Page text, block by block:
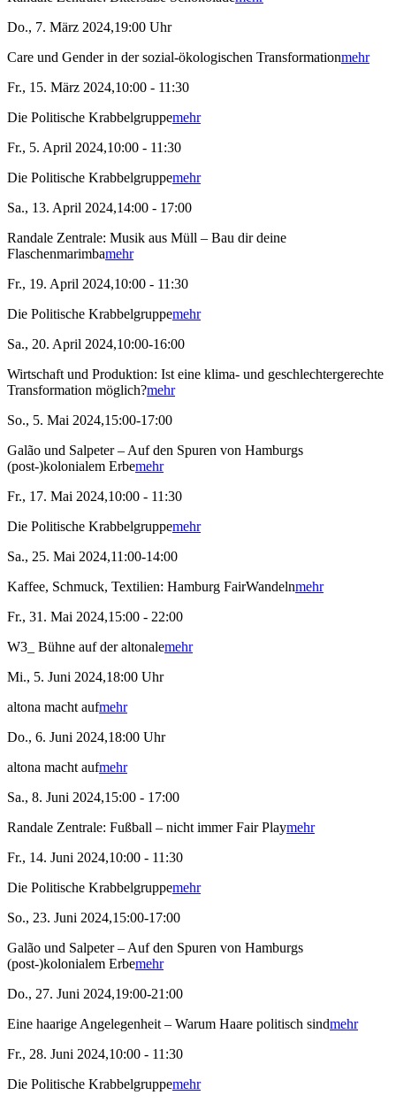
Do., 7. März 2024,19:00 Uhr
Care und Gender in der sozial-ökologischen Transformationmehr
Fr., 15. März 2024,10:00 - 11:30
Die Politische Krabbelgruppemehr
Fr., 5. April 2024,10:00 - 11:30
Die Politische Krabbelgruppemehr
Sa., 13. April 2024,14:00 - 17:00
Randale Zentrale: Musik aus Müll – Bau dir deine
Flaschenmarimbamehr
Fr., 19. April 2024,10:00 - 11:30
Die Politische Krabbelgruppemehr
Sa., 20. April 2024,10:00-16:00
Wirtschaft und Produktion: Ist eine klima- und geschlechtergerechte
Transformation möglich?mehr
So., 5. Mai 2024,15:00-17:00
Galão und Salpeter – Auf den Spuren von Hamburgs
(post-)kolonialem Erbemehr
Fr., 17. Mai 2024,10:00 - 11:30
Die Politische Krabbelgruppemehr
Sa., 25. Mai 2024,11:00-14:00
Kaffee, Schmuck, Textilien: Hamburg FairWandelnmehr
Fr., 31. Mai 2024,15:00 - 22:00
W3_ Bühne auf der altonalemehr
Mi., 5. Juni 2024,18:00 Uhr
altona macht aufmehr
Do., 6. Juni 2024,18:00 Uhr
altona macht aufmehr
Sa., 8. Juni 2024,15:00 - 17:00
Randale Zentrale: Fußball – nicht immer Fair Playmehr
Fr., 14. Juni 2024,10:00 - 11:30
Die Politische Krabbelgruppemehr
So., 23. Juni 2024,15:00-17:00
Galão und Salpeter – Auf den Spuren von Hamburgs
(post-)kolonialem Erbemehr
Do., 27. Juni 2024,19:00-21:00
Eine haarige Angelegenheit – Warum Haare politisch sindmehr
Fr., 28. Juni 2024,10:00 - 11:30
Die Politische Krabbelgruppemehr